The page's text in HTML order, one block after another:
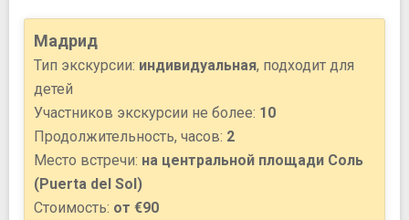
Мадрид
Тип экскурсии: индивидуальная, подходит для
детей
Участников экскурсии не более: 10
Продолжительность, часов: 2
Место встречи: на центральной площади Соль
(Puerta del Sol)
Стоимость: от €90